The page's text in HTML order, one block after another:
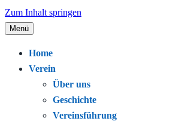
Zum Inhalt springen
Schwimmclub Bregenz
Leidenschaft.
Menü
Home
Verein
Über uns
Geschichte
Vereinsführung